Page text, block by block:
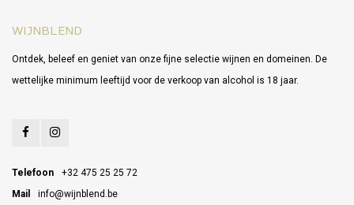
WIJNBLEND
Ontdek, beleef en geniet van onze fijne selectie wijnen en domeinen. De
wettelijke minimum leeftijd voor de verkoop van alcohol is 18 jaar.
Telefoon
+32 475 25 25 72
Mail
info@wijnblend.be